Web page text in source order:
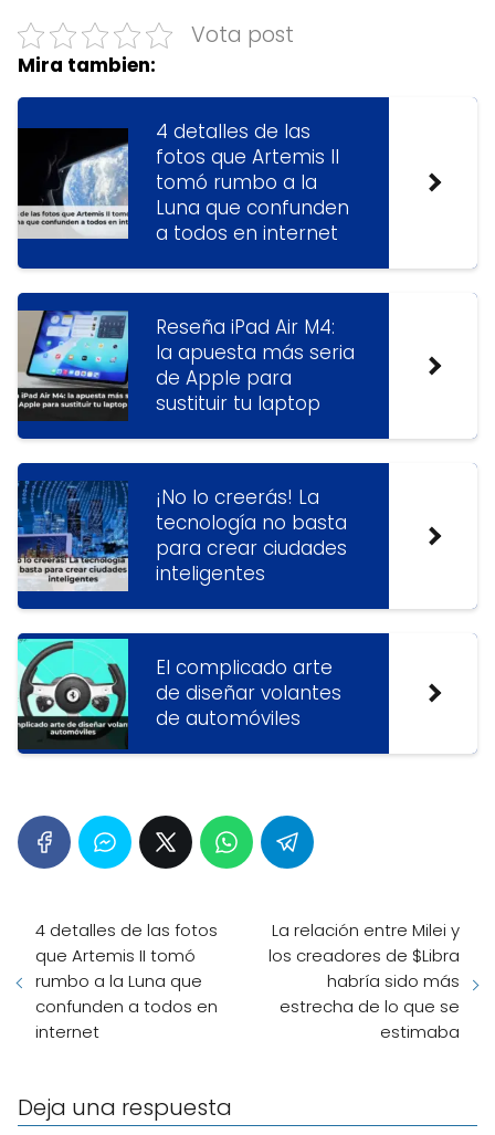
Vota post
Mira tambien:
4 detalles de las
fotos que Artemis II
tomó rumbo a la
Luna que confunden
a todos en internet
Reseña iPad Air M4:
la apuesta más seria
de Apple para
sustituir tu laptop
¡No lo creerás! La
tecnología no basta
para crear ciudades
inteligentes
El complicado arte
de diseñar volantes
de automóviles
4 detalles de las fotos
que Artemis II tomó
rumbo a la Luna que
confunden a todos en
internet
La relación entre Milei y
los creadores de $Libra
habría sido más
estrecha de lo que se
estimaba
Deja una respuesta